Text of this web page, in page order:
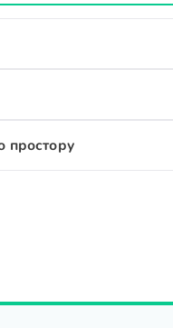
простору